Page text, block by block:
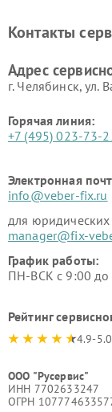
Контакты
Адрес
г. Челябинск, ул.
Горячая линия:
+7 (495) 023-73-
Электронная
info@veber-fix.ru
для
manager@fix-
График работы:
ПН-ВСК с 9:00 до
Рейтинг
4.9-5.0
ООО "Русервис"
ИНН 7702633247
ОГРН